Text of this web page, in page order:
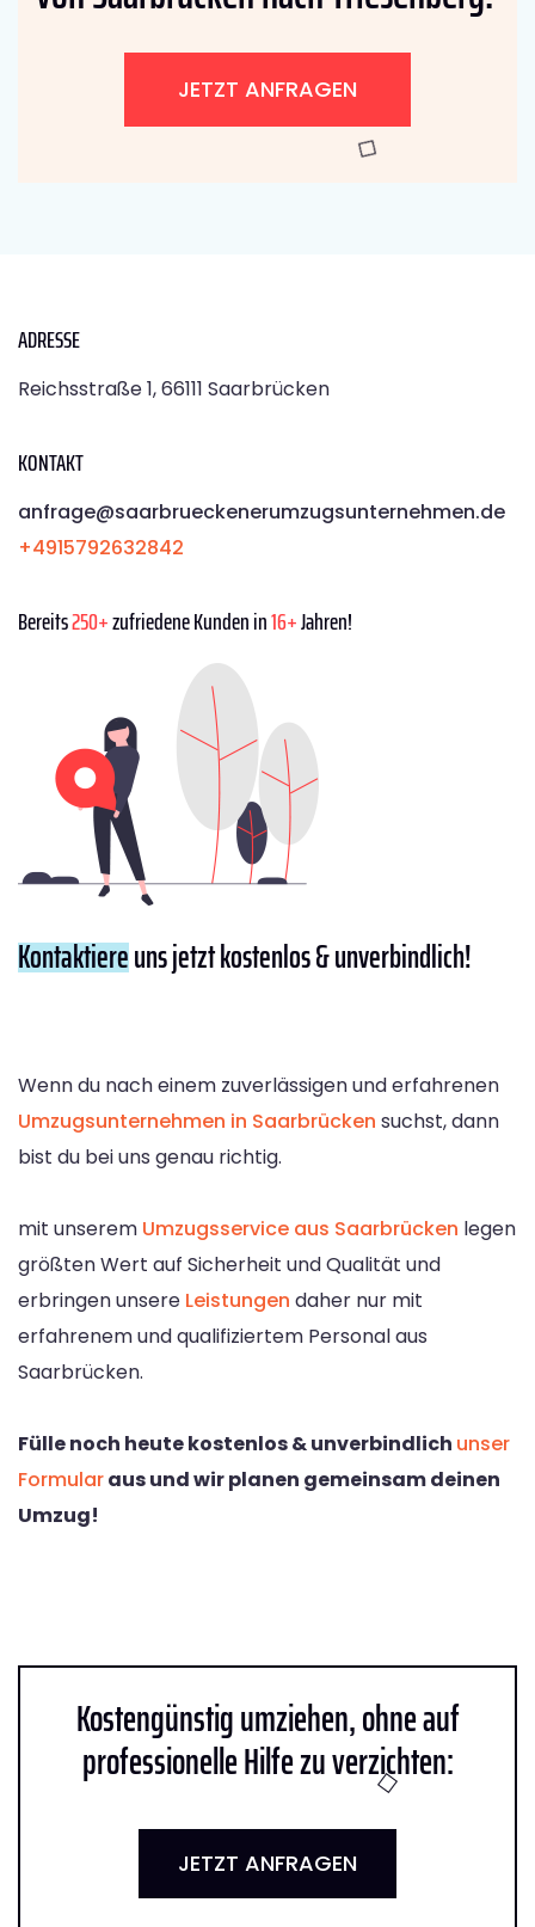
JETZT ANFRAGEN
ADRESSE
Reichsstraße 1, 66111 Saarbrücken
KONTAKT
anfrage@saarbrueckenerumzugsunternehmen.de
+4915792632842
Bereits250+zufriedene Kunden in16+Jahren!
Kontaktiereuns jetzt kostenlos & unverbindlich!
Wenn du nach einem zuverlässigen und erfahrenen
Umzugsunternehmen in Saarbrücken suchst, dann
bist du bei uns genau richtig.
mit unserem Umzugsservice aus Saarbrücken legen
größten Wert auf Sicherheit und Qualität und
erbringen unsere Leistungen daher nur mit
erfahrenem und qualifiziertem Personal aus
Saarbrücken.
Fülle noch heute kostenlos & unverbindlich unser
Formularaus und wir planen gemeinsam deinen
Umzug!
Kostengünstig umziehen, ohne auf
professionelle Hilfe zu verzichten:
JETZT ANFRAGEN